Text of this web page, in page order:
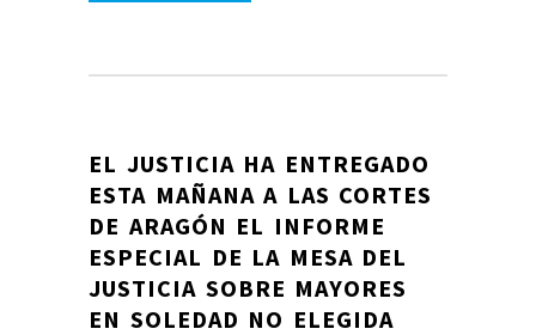
EL JUSTICIA HA ENTREGADO
ESTA MAÑANA A LAS CORTES
DE ARAGÓN EL INFORME
ESPECIAL DE LA MESA DEL
JUSTICIA SOBRE MAYORES
EN SOLEDAD NO ELEGIDA